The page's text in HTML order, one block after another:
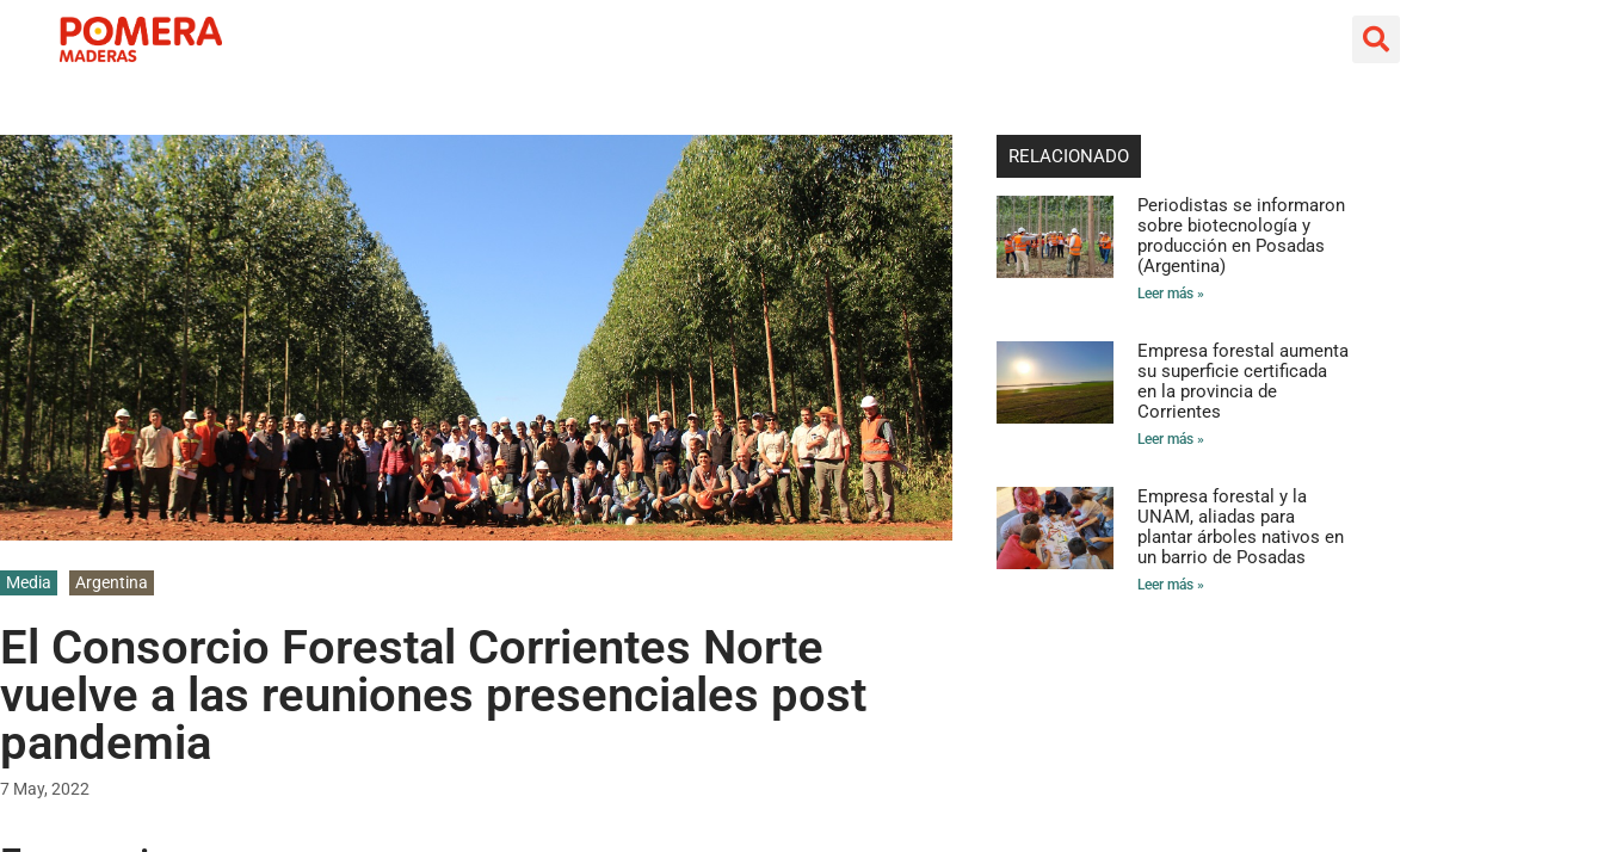
Media Argentina
El Consorcio Forestal Corrientes Norte
vuelve a las reuniones presenciales post
pandemia
7 May, 2022
RELACIONADO
Periodistas se informaron
sobre biotecnología y
producción en Posadas
(Argentina)
Leer más »
Empresa forestal aumenta
su superficie certificada
en la provincia de
Corrientes
Leer más »
Empresa forestal y la
UNAM, aliadas para
plantar árboles nativos en
un barrio de Posadas
Leer más »